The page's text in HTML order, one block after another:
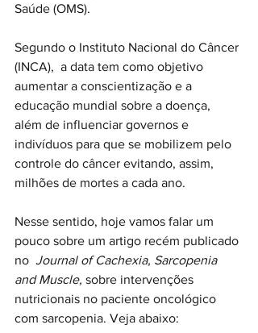
Saúde (OMS).
Segundo o Instituto Nacional do Câncer
(INCA),  a data tem como objetivo
aumentar a conscientização e a
educação mundial sobre a doença,
além de influenciar governos e
indivíduos para que se mobilizem pelo
controle do câncer evitando, assim,
milhões de mortes a cada ano.
Nesse sentido, hoje vamos falar um
pouco sobre um artigo recém publicado
no Journal of Cachexia, Sarcopenia
and Muscle, sobre intervenções
nutricionais no paciente oncológico
com sarcopenia. Veja abaixo: